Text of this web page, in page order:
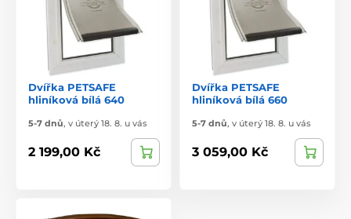
Dvířka PETSAFE
hliníková bílá 640
5-7 dnů, v úterý 18. 8. u vás
2 199,00 Kč
Dvířka PETSAFE
hliníková bílá 660
5-7 dnů, v úterý 18. 8. u vás
3 059,00 Kč